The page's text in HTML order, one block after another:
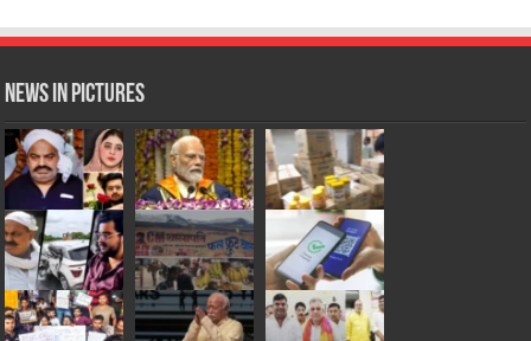
News in Pictures